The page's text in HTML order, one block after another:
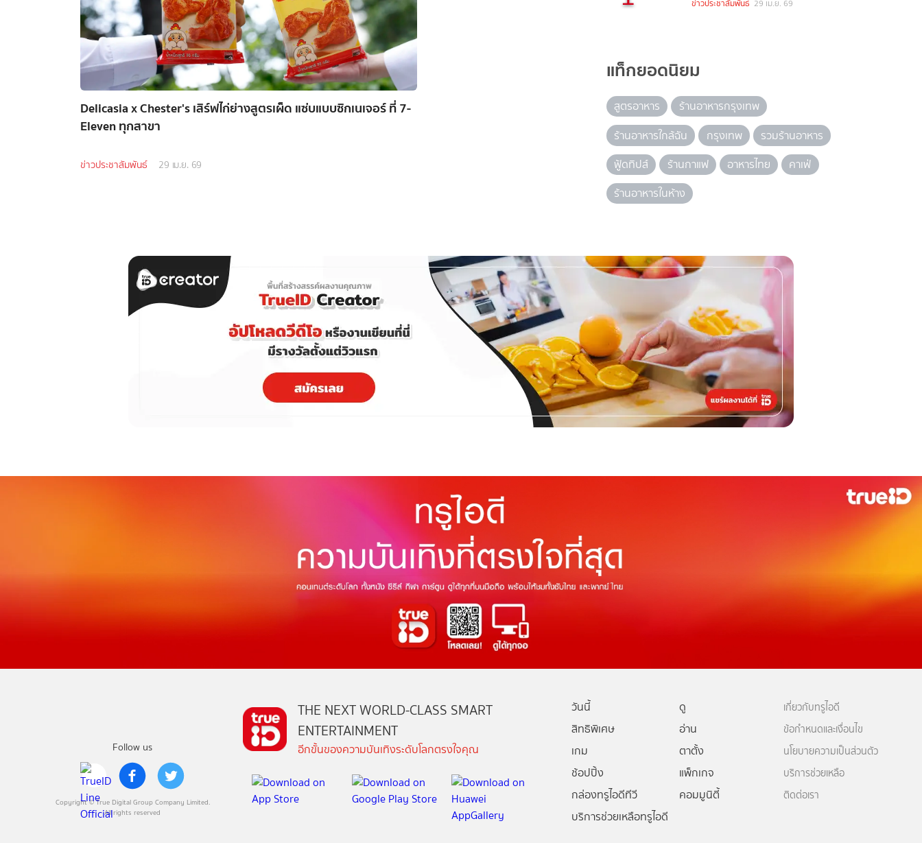
Delicasia x Chester's เสิร์ฟไก่ย่างสูตรเผ็ด แซ่บแบบซิกเนเจอร์ ที่ 7-
Eleven ทุกสาขา
ข่าวประชาสัมพันธ์ 29 เม.ย. 69
ข่าวประชาสัมพันธ์ 29 เม.ย. 69
แท็กยอดนิยม
สูตรอาหาร
ร้านอาหารกรุงเทพ
ร้านอาหารใกล้ฉัน
กรุงเทพ
รวมร้านอาหาร
ฟู้ดทิปส์
ร้านกาแฟ อาหารไทย
คาเฟ่
ร้านอาหารในห้าง
Follow us
Copyright © True Digital Group Company Limited.
All rights reserved
THE NEXT WORLD-CLASS SMART
ENTERTAINMENT
อีกขั้นของความบันเทิงระดับโลกตรงใจคุณ
วันนี้
ดู
สิทธิพิเศษ
อ่าน
เกม
ตาตั้ง
ช้อปปิ้ง
แพ็กเกจ
กล่องทรูไอดีทีวี
คอมมูนิตี้
บริการช่วยเหลือทรูไอดี
เกี่ยวกับทรูไอดี
ข้อกำหนดและเงื่อนไข
นโยบายความเป็นส่วนตัว
บริการช่วยเหลือ
ติดต่อเรา